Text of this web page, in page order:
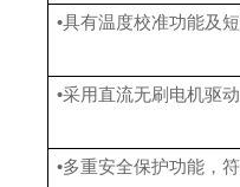
•具有温度校准功能及
•采用直流无刷电机驱
•多重安全保护功能，